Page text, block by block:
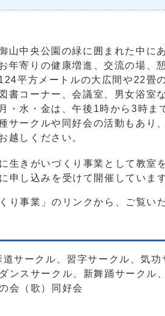
山中央公園の緑に囲まれた中に
年寄りの健康増進、交流の場、
平方メートルの大広間や22畳
書コーナー、会議室、男女浴室
・水・金は、午後1時から3時ま
サークルや同好会の活動もあり
越しください。
生きがいづくり事業として教室
申し込みを受けて開催しています
り事業」のリンクから、ご覧い
サークル、習字サークル、気
ンスサークル、新舞踊サークル
会（歌）同好会